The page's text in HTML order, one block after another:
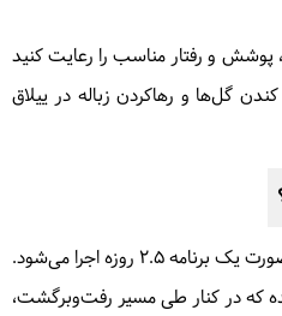
پوشش و رفتار مناسب را رعایت کنید
گل‌ها و رهاکردن زباله در ییلاق
معمولاً به‌صورت یک برنامه ۲.۵ روزه اجرا می‌شود.
که در کنار طی مسیر رفت‌وبرگشت،